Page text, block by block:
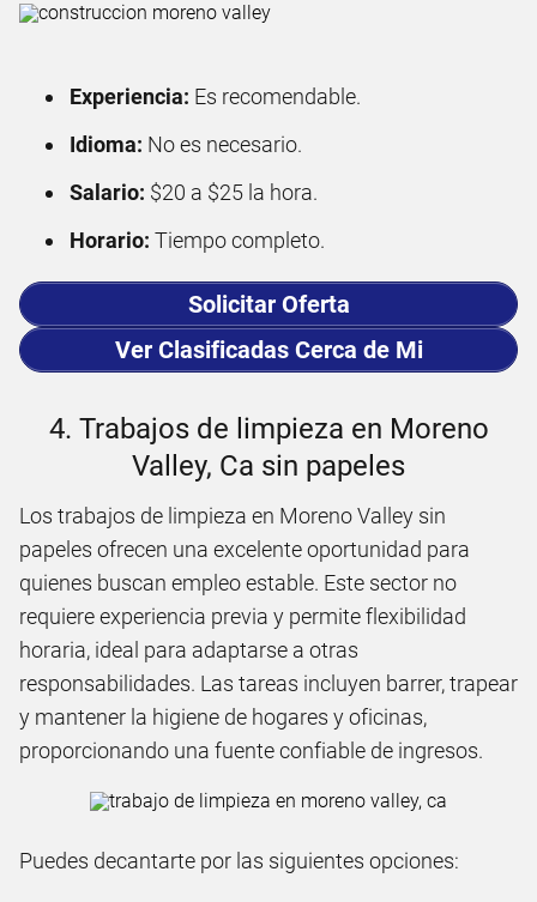
Experiencia: Es recomendable.
Idioma: No es necesario.
Salario: $20 a $25 la hora.
Horario: Tiempo completo.
Solicitar Oferta
Ver Clasificadas Cerca de Mi
4. Trabajos de limpieza en Moreno
Valley, Ca sin papeles
Los trabajos de limpieza en Moreno Valley sin
papeles ofrecen una excelente oportunidad para
quienes buscan empleo estable. Este sector no
requiere experiencia previa y permite flexibilidad
horaria, ideal para adaptarse a otras
responsabilidades. Las tareas incluyen barrer, trapear
y mantener la higiene de hogares y oficinas,
proporcionando una fuente confiable de ingresos.
Puedes decantarte por las siguientes opciones: